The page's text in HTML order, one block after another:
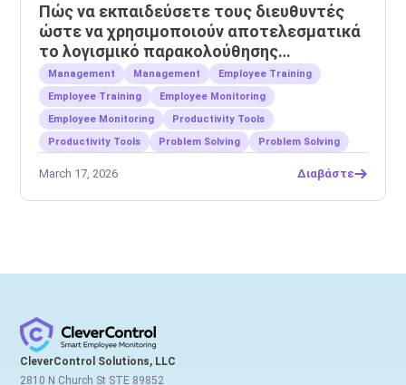
Πώς να εκπαιδεύσετε τους διευθυντές
ώστε να χρησιμοποιούν αποτελεσματικά
το λογισμικό παρακολούθησης
εργαζομένων
Management Management
Employee Training
Employee Training
Employee Monitoring
Employee Monitoring
Productivity Tools
Productivity Tools
Problem Solving Problem Solving
March 17, 2026 Διαβάστε
CleverControl Solutions, LLC
2810 N Church St STE 89852